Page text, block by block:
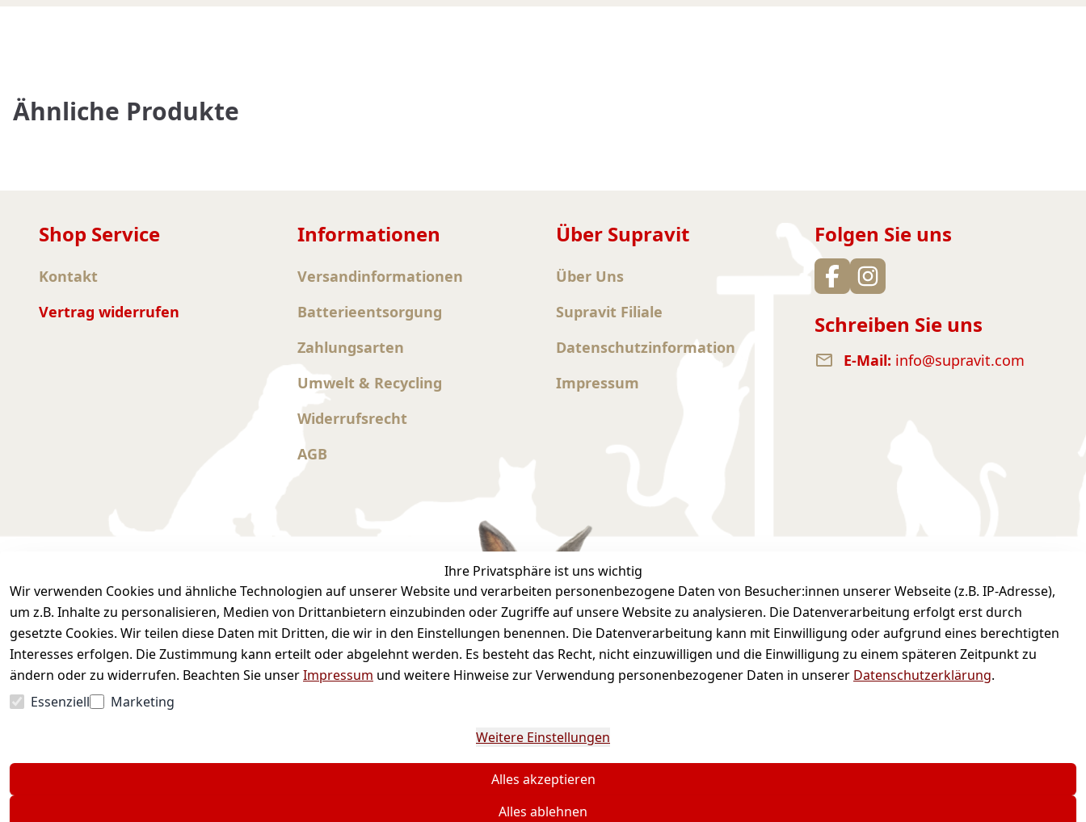
Ähnliche Produkte
Ihre Privatsphäre ist uns wichtig
Wir verwenden Cookies und ähnliche Technologien auf unserer Website und verarbeiten personenbezogene Daten von Besucher:innen unserer Webseite (z.B. IP-Adresse),
um z.B. Inhalte zu personalisieren, Medien von Drittanbietern einzubinden oder Zugriffe auf unsere Website zu analysieren. Die Datenverarbeitung erfolgt erst durch
gesetzte Cookies. Wir teilen diese Daten mit Dritten, die wir in den Einstellungen benennen. Die Datenverarbeitung kann mit Einwilligung oder aufgrund eines berechtigten
Interesses erfolgen. Die Zustimmung kann erteilt oder abgelehnt werden. Es besteht das Recht, nicht einzuwilligen und die Einwilligung zu einem späteren Zeitpunkt zu
ändern oder zu widerrufen. Beachten Sie unserImpressum und weitere Hinweise zur Verwendung personenbezogener Daten in unserer Datenschutzerklärung.
Essenziell
Marketing
Weitere Einstellungen
Alles akzeptieren
Alles ablehnen
Shop Service
Kontakt
Vertrag widerrufen
Informationen
Versandinformationen
Batterieentsorgung
Zahlungsarten
Umwelt & Recycling
Widerrufsrecht
AGB
Über Supravit
Über Uns
Supravit Filiale
Datenschutzinformation
Impressum
Folgen Sie uns
Schreiben Sie uns
E-Mail: info@supravit.com
Sicher einkaufen Wir versenden mit Bequem und sicher bezahlen